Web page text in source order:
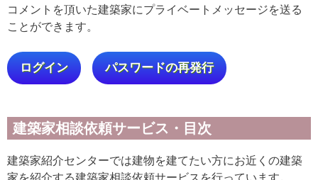
コメントを頂いた建築家にプライベートメッセージを送る
ことができます。
ログイン パスワードの再発行
建築家相談依頼サービス・目次
建築家紹介センターでは建物を建てたい方にお近くの建築
家を紹介する建築家相談依頼サービスを行っています。